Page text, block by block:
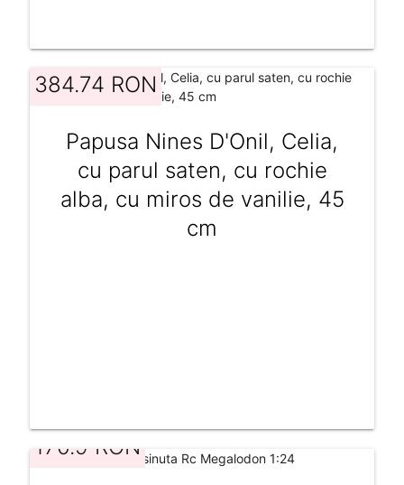
384.74 RON
Papusa Nines D'Onil, Celia,
cu parul saten, cu rochie
alba, cu miros de vanilie, 45
cm
170.9 RON